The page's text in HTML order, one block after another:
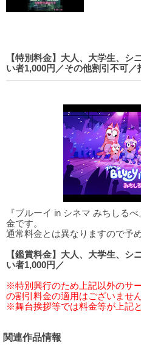
【特別料金】大人、大学生、シ
い者1,000円／その他割引不可
『ブルーイ in シネマ みちしる
金です。
通常料金とは異なりますので予
【鑑賞料金】大人、大学生、シ
い者1,000円／
※特別興行のため上記以外のサ
の割引料金の適用はございません
※舞台挨拶等では料金等が上記
関連作品情報